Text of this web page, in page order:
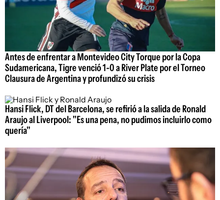
Antes de enfrentar a Montevideo City Torque por la Copa
Sudamericana, Tigre venció 1-0 a River Plate por el Torneo
Clausura de Argentina y profundizó su crisis
Hansi Flick, DT del Barcelona, se refirió a la salida de Ronald
Araujo al Liverpool: "Es una pena, no pudimos incluirlo como
quería"